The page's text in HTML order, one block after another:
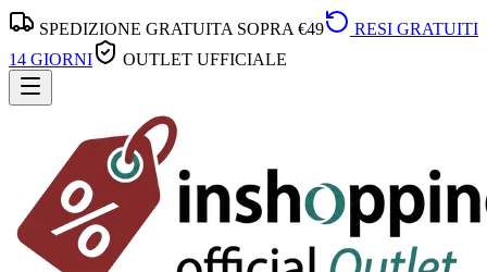
SPEDIZIONE GRATUITA SOPRA €49
RESI GRATUITI
14 GIORNI
OUTLET UFFICIALE